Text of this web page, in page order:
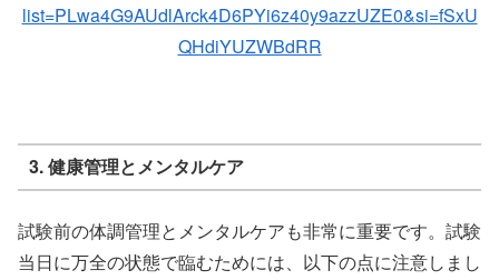
list=PLwa4G9AUdlArck4D6PYi6z40y9azzUZE0&si=fSxU
QHdiYUZWBdRR
3. 健康管理とメンタルケア
試験前の体調管理とメンタルケアも非常に重要です。試験
当日に万全の状態で臨むためには、以下の点に注意しまし